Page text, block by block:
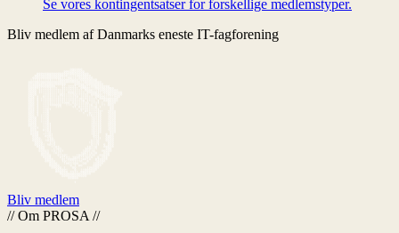
Se vores kontingentsatser for forskellige medlemstyper.
Bliv medlem af Danmarks eneste IT-fagforening
Bliv medlem
// Om PROSA //